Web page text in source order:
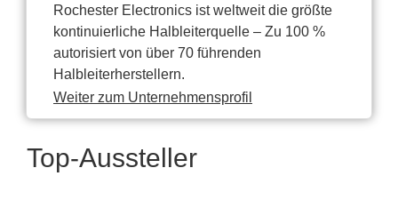
Rochester Electronics ist weltweit die größte
kontinuierliche Halbleiterquelle – Zu 100 %
autorisiert von über 70 führenden
Halbleiterherstellern.
Weiter zum Unternehmensprofil
Top-Aussteller